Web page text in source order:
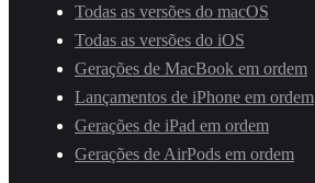
Todas as versões do macOS
Todas as versões do iOS
Gerações de MacBook em ordem
Lançamentos de iPhone em ordem
Gerações de iPad em ordem
Gerações de AirPods em ordem